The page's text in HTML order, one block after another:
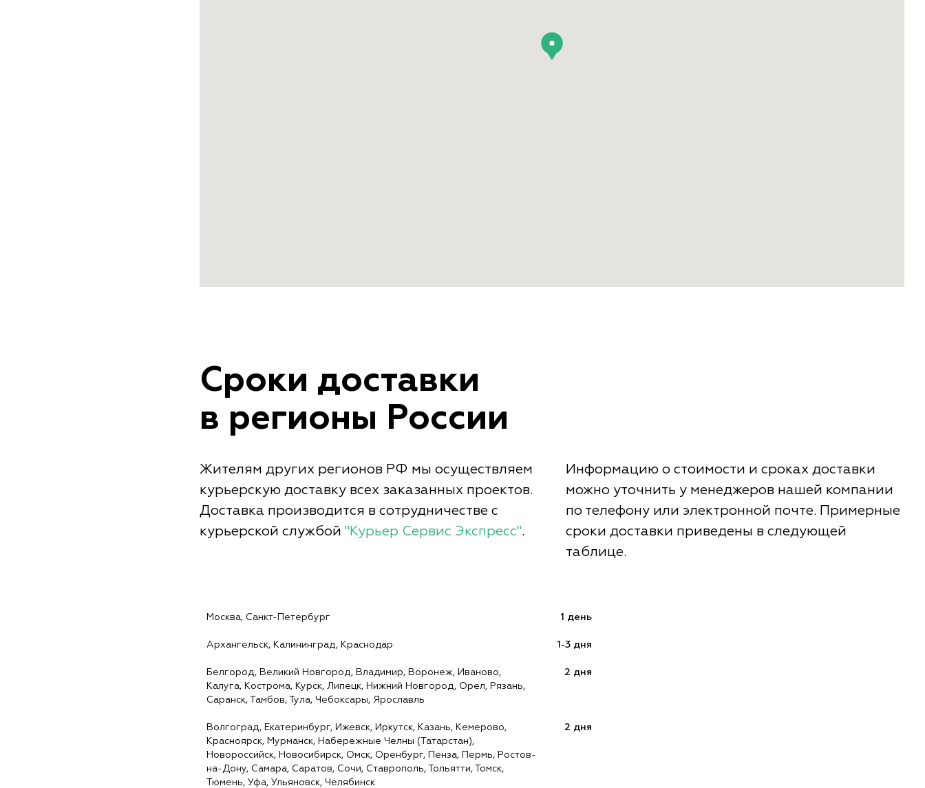
Сроки доставки
в регионы России
Жителям других регионов РФ мы осуществляем
курьерскую доставку всех заказанных проектов.
Доставка производится в сотрудничестве с
курьерской службой "Курьер Сервис Экспресс".
Информацию о стоимости и сроках доставки
можно уточнить у менеджеров нашей компании
по телефону или электронной почте. Примерные
сроки доставки приведены в следующей
таблице.
Москва, Санкт-Петербург 1 день
Архангельск, Калининград, Краснодар 1-3 дня
Белгород, Великий Новгород, Владимир, Воронеж, Иваново,
Калуга, Кострома, Курск, Липецк, Нижний Новгород, Орел, Рязань,
Саранск, Тамбов, Тула, Чебоксары, Ярославль
2 дня
Волгоград, Екатеринбург, Ижевск, Иркутск, Казань, Кемерово,
Красноярск, Мурманск, Набережные Челны (Татарстан),
Новороссийск, Новосибирск, Омск, Оренбург, Пенза, Пермь, Ростов-
на-Дону, Самара, Саратов, Сочи, Ставрополь, Тольятти, Томск,
Тюмень, Уфа, Ульяновск, Челябинск
2 дня